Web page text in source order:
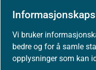
Vi bruker
bedre og for å samle
opplysninger som kan
Nyheter
Arrangementer